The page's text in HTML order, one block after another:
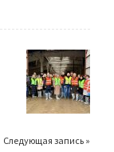
Следующая запись »